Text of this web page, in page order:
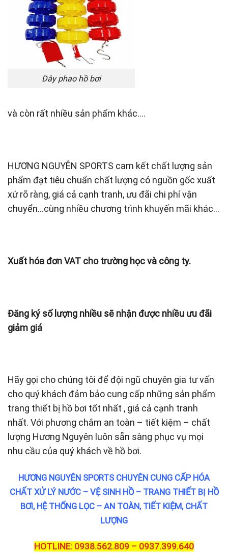
Dây phao hồ bơi
và còn rất nhiều sản phẩm khác….
HƯƠNG NGUYÊN SPORTS cam kết chất lượng sản
phẩm đạt tiêu chuẩn chất lượng có nguồn gốc xuất
xứ rõ ràng, giá cả cạnh tranh, ưu đãi chi phí vận
chuyển…cùng nhiều chương trình khuyến mãi khác…
Xuất hóa đơn VAT cho trường học và công ty.
Đăng ký số lượng nhiều sẽ nhận được nhiều ưu đãi
giảm giá
Hãy gọi cho chúng tôi để đội ngũ chuyên gia tư vấn
cho quý khách đảm bảo cung cấp những sản phẩm
trang thiết bị hồ bơi tốt nhất , giá cả cạnh tranh
nhất. Với phương châm an toàn – tiết kiệm – chất
lượng Hương Nguyên luôn sẵn sàng phục vụ mọi
nhu cầu của quý khách về hồ bơi.
HƯƠNG NGUYÊN SPORTS CHUYÊN CUNG CẤP HÓA
CHẤT XỬ LÝ NƯỚC – VỆ SINH HỒ – TRANG THIẾT BỊ HỒ
BƠI, HỆ THỐNG LỌC – AN TOÀN, TIẾT KIỆM, CHẤT
LƯỢNG
HOTLINE: 0938.562.809 – 0937.399.640